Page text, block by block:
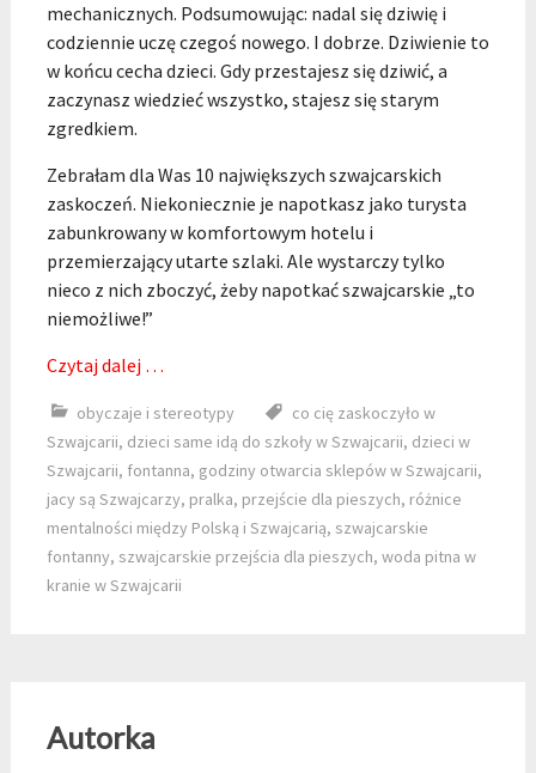
mechanicznych. Podsumowując: nadal się dziwię i
codziennie uczę czegoś nowego. I dobrze. Dziwienie to
w końcu cecha dzieci. Gdy przestajesz się dziwić, a
zaczynasz wiedzieć wszystko, stajesz się starym
zgredkiem.
Zebrałam dla Was 10 największych szwajcarskich
zaskoczeń. Niekoniecznie je napotkasz jako turysta
zabunkrowany w komfortowym hotelu i
przemierzający utarte szlaki. Ale wystarczy tylko
nieco z nich zboczyć, żeby napotkać szwajcarskie „to
niemożliwe!”
Czytaj dalej …
obyczaje i stereotypy
co cię zaskoczyło w
Szwajcarii, dzieci same idą do szkoły w Szwajcarii, dzieci w
Szwajcarii, fontanna, godziny otwarcia sklepów w Szwajcarii,
jacy są Szwajcarzy, pralka, przejście dla pieszych, różnice
mentalności między Polską i Szwajcarią, szwajcarskie
fontanny, szwajcarskie przejścia dla pieszych, woda pitna w
kranie w Szwajcarii
Autorka